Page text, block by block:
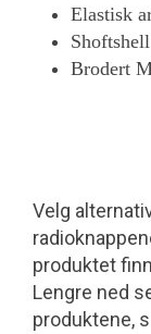
Elastisk
Brodert
Velg
produktet
Lengre ned
produktene,